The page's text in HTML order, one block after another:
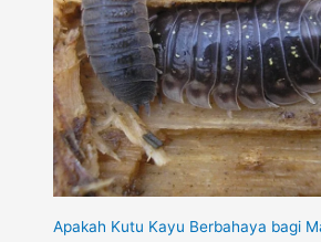
Apakah Kutu Kayu Berbahaya bagi